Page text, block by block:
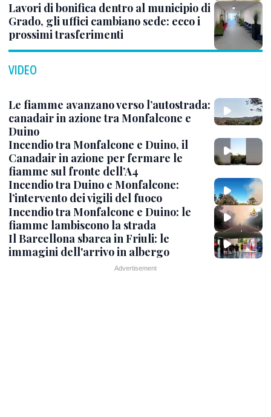
Lavori di bonifica dentro al municipio di
Grado, gli uffici cambiano sede: ecco i
prossimi trasferimenti
VIDEO
Le fiamme avanzano verso l’autostrada:
canadair in azione tra Monfalcone e
Duino
Incendio tra Monfalcone e Duino, il
Canadair in azione per fermare le
fiamme sul fronte dell’A4
Incendio tra Duino e Monfalcone:
l’intervento dei vigili del fuoco
Incendio tra Monfalcone e Duino: le
fiamme lambiscono la strada
Il Barcellona sbarca in Friuli: le
immagini dell'arrivo in albergo